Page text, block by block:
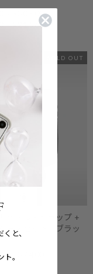
~ ¥30,800
~ ¥21,560
SOLD OUT
ャブルストラップ +
ースセット - ブラッ
~ ¥37,400
と、
。